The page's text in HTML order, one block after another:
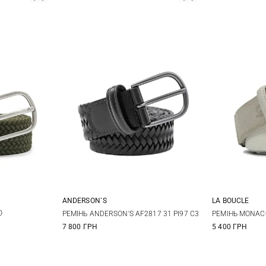
85 90 95 100
ANDERSON`S
РЕМІНЬ ANDERSON'S AF2817 31 PI97 C3
7 800 ГРН
LA BOUCLE
РЕМIНЬ
5 400 ГРН